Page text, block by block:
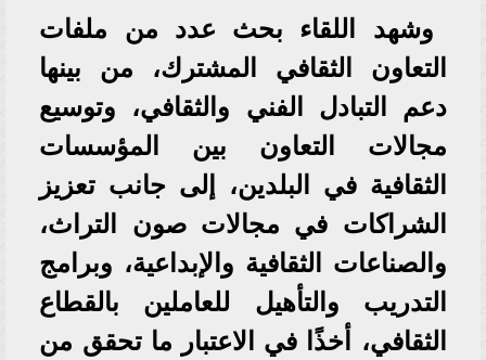
وشهد اللقاء بحث عدد من ملفات
التعاون الثقافي المشترك، من بينها
دعم التبادل الفني والثقافي، وتوسيع
مجالات التعاون بين المؤسسات
الثقافية في البلدين، إلى جانب تعزيز
الشراكات في مجالات صون التراث،
والصناعات الثقافية والإبداعية، وبرامج
التدريب والتأهيل للعاملين بالقطاع
الثقافي، أخذًا في الاعتبار ما تحقق من